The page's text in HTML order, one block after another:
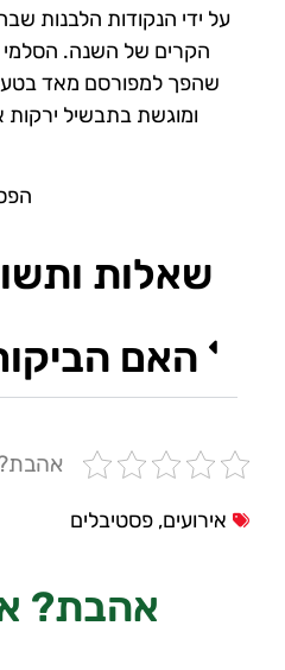
על ידי הנקודות הלבנות
הקרים של השנה. הסלמי
שאלות
האם
אירועים, פסטיבלים
אהבת?